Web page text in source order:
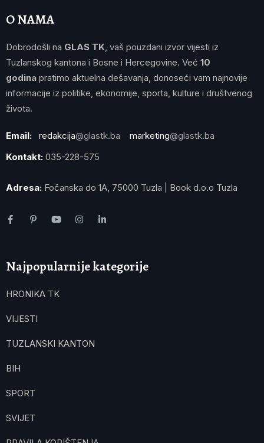
O NAMA
Dobrodošli na GLAS TK , vaš pouzdani izvor vijesti iz
Tuzlanskog kantona i Bosne i Hercegovine. Već 10
godina pratimo aktuelna dešavanja, donoseći vam najnovije
informacije iz politike, ekonomije, sporta, kulture i društvenog
života.
Email: redakcija@glastk.ba marketing@glastk.ba
Kontakt: 035-228-575
Adresa: Fočanska do 1A, 75000 Tuzla | Book d.o.o Tuzla
Najpopularnije kategorije
HRONIKA TK
VIJESTI
TUZLANSKI KANTON
BIH
SPORT
SVIJET